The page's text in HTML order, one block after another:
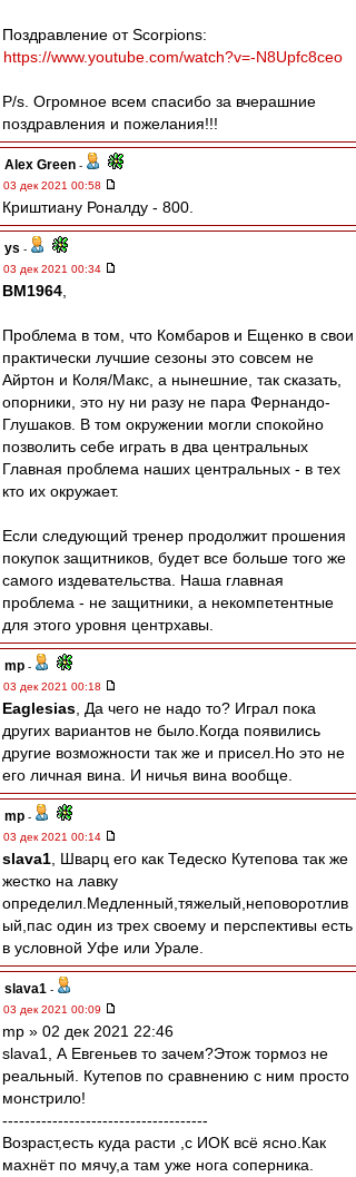
Поздравление от Scorpions:
https://www.youtube.com/watch?v=-N8Upfc8ceo
P/s. Огромное всем спасибо за вчерашние
поздравления и пожелания!!!
Alex Green -
03 дек 2021 00:58
Криштиану Роналду - 800.
ys -
03 дек 2021 00:34
BM1964
Проблема в том, что Комбаров и Ещенко в свои
практически лучшие сезоны это совсем не
Айртон и Коля/Макс, а нынешние, так сказать,
опорники, это ну ни разу не пара Фернандо-
Глушаков. В том окружении могли спокойно
позволить себе играть в два центральных
Главная проблема наших центральных - в тех
кто их окружает.
Если следующий тренер продолжит прошения
покупок защитников, будет все больше того же
самого издевательства. Наша главная
проблема - не защитники, а некомпетентные
для этого уровня центрхавы.
mp -
03 дек 2021 00:18
Eaglesias , Да чего не надо то? Играл пока
других вариантов не было.Когда появились
другие возможности так же и присел.Но это не
его личная вина. И ничья вина вообще.
mp -
03 дек 2021 00:14
slava1 , Шварц его как Тедеско Кутепова так же
жестко на лавку
определил.Медленный,тяжелый,неповоротлив
ый,пас один из трех своему и перспективы есть
в условной Уфе или Урале.
slava1 -
03 дек 2021 00:09
mp » 02 дек 2021 22:46
slava1, А Евгеньев то зачем?Этож тормоз не
реальный. Кутепов по сравнению с ним просто
монстрило!
-------------------------------------
Возраст,есть куда расти ,с ИОК всё ясно.Как
махнёт по мячу,а там уже нога соперника.